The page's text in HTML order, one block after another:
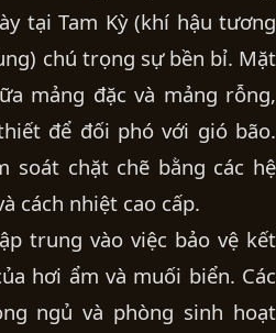
tại Tam Kỳ (khí hậu tương
chú trọng sự bền bỉ. Mặt
mảng đặc và mảng rỗng,
để đối phó với gió bão.
soát chặt chẽ bằng các hệ
cách nhiệt cao cấp.
trung vào việc bảo vệ kết
hơi ẩm và muối biển. Các
ngủ và phòng sinh hoạt